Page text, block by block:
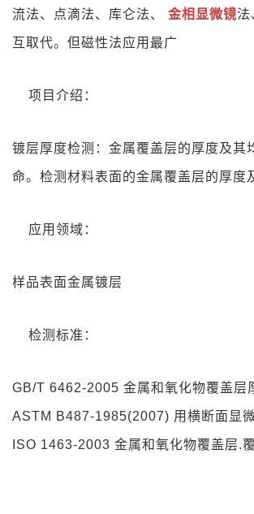
流法、点滴法、库仑法、 金相显微镜法
互取代。但磁性法应用最广
项目介绍 ：
镀层厚度检测：金属覆盖层的厚度及
命。检测材料表面的金属覆盖层的厚度
应用领域 ：
样品表面金属镀层
检测标准 ：
GB/T 6462-2005 金属和氧化物覆盖层
ASTM B487-1985(2007) 用横断面显
ISO 1463-2003 金属和氧化物覆盖层.